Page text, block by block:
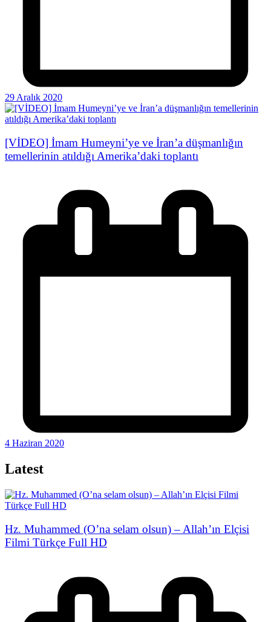
29 Aralık 2020
[VİDEO] İmam Humeyni’ye ve İran’a düşmanlığın
temellerinin atıldığı Amerika’daki toplantı
4 Haziran 2020
Latest
Hz. Muhammed (O’na selam olsun) – Allah’ın Elçisi
Filmi Türkçe Full HD